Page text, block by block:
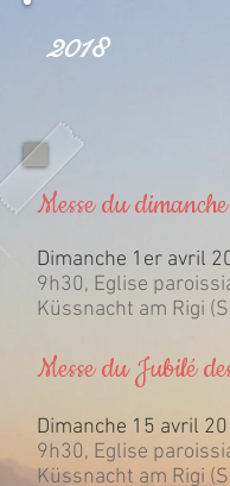
2018
Messe du
Dimanche 1er avril
9h30, Eglise
Küssnacht am Rigi
Messe du Jubilé
Dimanche 15 avril
9h30, Eglise
Küssnacht am Rigi